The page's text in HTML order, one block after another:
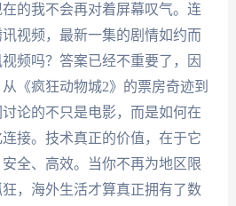
的我不会再对着屏幕叹气。连
视频，最新一集的剧情如约而
频吗？答案已经不重要了，因
《疯狂动物城2》的票房奇迹到
论的不只是电影，而是如何在
接。技术真正的价值，在于它
全、高效。当你不再为地区限
，海外生活才算真正拥有了数